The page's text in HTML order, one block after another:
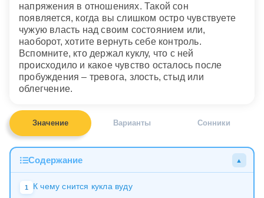
напряжения в отношениях. Такой сон
появляется, когда вы слишком остро чувствуете
чужую власть над своим состоянием или,
наоборот, хотите вернуть себе контроль.
Вспомните, кто держал куклу, что с ней
происходило и какое чувство осталось после
пробуждения – тревога, злость, стыд или
облегчение.
Значение Варианты Сонники
Содержание ▲
1 К чему снится кукла вуду